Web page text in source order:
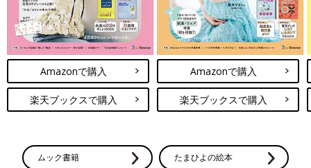
Amazonで購入
楽天ブックスで購入
Amazonで購入
楽天ブックスで購入
ムック書籍 たまひよの絵本